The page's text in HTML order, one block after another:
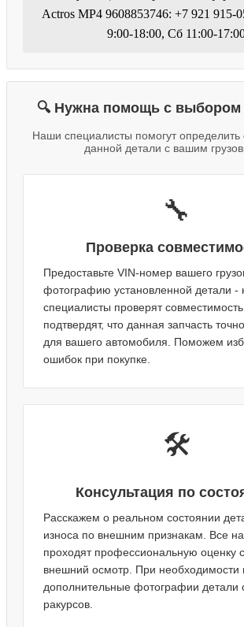
Actros MP4 9608853746: +7 921 915-
9:00-18:00, Сб 11:00-
🔍 Нужна помощь с выбором
Наши специалисты помогут определить
данной детали с вашим
🔧
Проверка
Предоставьте VIN-номер вашего
фотографию установленной детали -
специалисты проверят
подтвердят, что данная запчасть
для вашего автомобиля. Поможем
ошибок при покупке.
🛠️
Консультация по
Расскажем о реальном состоянии
износа по внешним признакам. Все
проходят профессиональную оценку
внешний осмотр. При необходимости
дополнительные фотографии детали
ракурсов.